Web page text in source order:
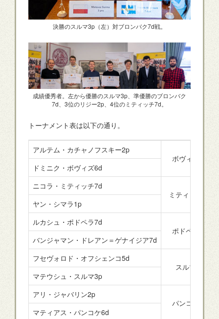
決勝のスルマ3p（左）対ブロンバク7d戦。
成績優秀者。左から優勝のスルマ3p、準優勝のブロンバク
7d、3位のリジー2p、4位のミティッチ7d。
トーナメント表は以下の通り。
アルテム・カチャノフスキー2p
ボヴィズ
ドミニク・ボヴィズ6d
ニコラ・ミティッチ7d
ミティッチ
ヤン・シマラ1p
ルカシュ・ポドペラ7d
ポドペラ
バンジャマン・ドレアン＝ゲナイジア7d
フセヴォロド・オフシェンコ5d
スルマ
マテウシュ・スルマ3p
アリ・ジャバリン2p
パンコケ
マティアス・パンコケ6d